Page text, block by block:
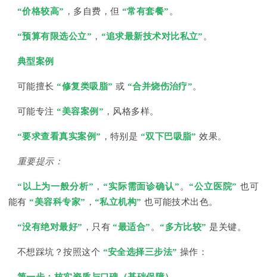
“价格较高” ，多自费，但 “常有套餐”。
“预算有限选公立” ， “追求最新技术对比私立”。
典型案例
可能擅长“修复类吸脂” 或 “合并烧伤治疗”。
可能专注“美容案例” ，风格多样。
“要求查看真实案例” ，特别是 “双下巴吸脂” 效果。
重要提示：
“以上为一般分析” ，“实际需面诊确认”。“公立医院” 也可
能有“美容科专家” ， “私立机构” 也可能技术出色。
“没有绝对最好” ，只有“最适合”。“多方比较” 是关键。
不想踩坑？按照这个 “安全选择三步法” 操作：